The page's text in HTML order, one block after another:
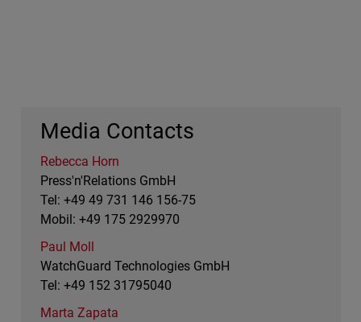
Media Contacts
Rebecca Horn
Press'n'Relations GmbH
Tel: +49 49 731 146 156-75
Mobil: +49 175 2929970
Paul Moll
WatchGuard Technologies GmbH
Tel: +49 152 31795040
Marta Zapata